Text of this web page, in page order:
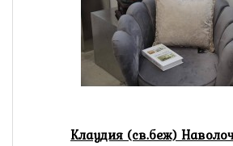
Клаудия (св.беж)